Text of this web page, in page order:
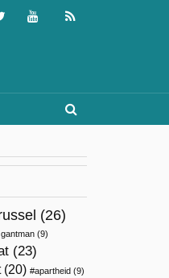
(26)
(9)
(23)
(20) apartheid (9)